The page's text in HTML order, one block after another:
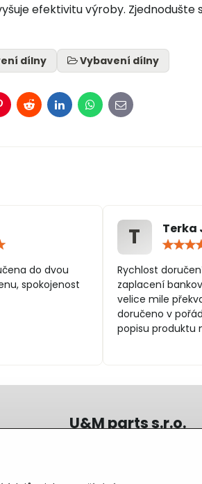
efektivitu výroby. Zjednodušte
dílny Vybavení dílny
RedditLinkedInWhatsApp
E-
mail
/
5
do dvou
spokojenost
T
Terka
Rychlost
zaplacení
velice mile
doručeno v
popisu produktu
U&M parts s.r.o.